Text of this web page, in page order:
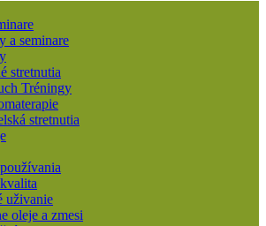
a seminare
stretnutia
Tréningy
stretnutia
uživanie
oleje a zmesi